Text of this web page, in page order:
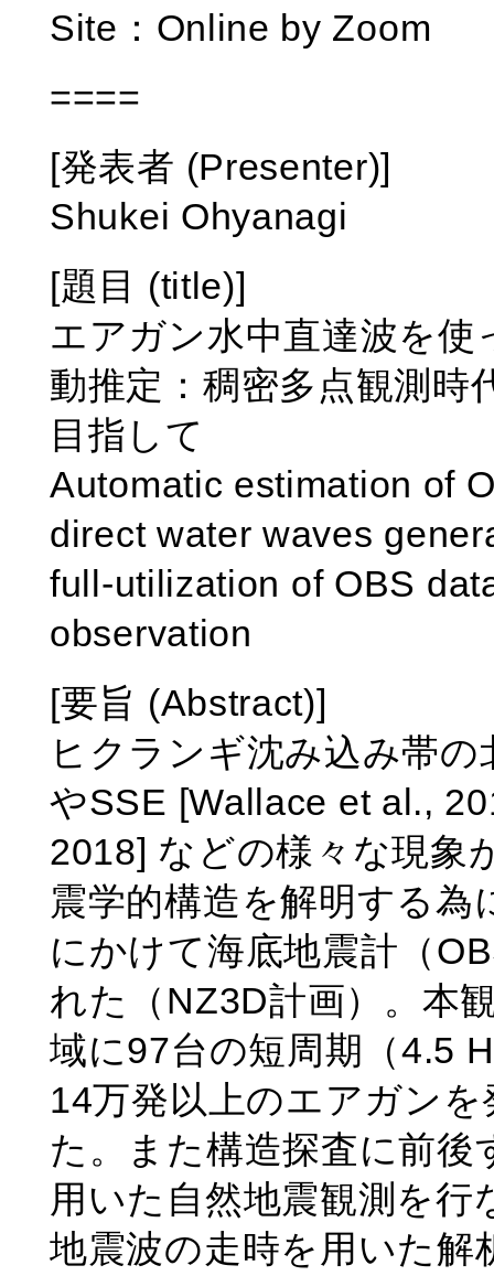
Site：Online by Zoom
====
[発表者 (Presenter)]
Shukei Ohyanagi
[題目 (title)]
エアガン水中直達波を
動推定：稠密多点観測時
目指して
Automatic estimation of
direct water waves
full-utilization of OBS
observation
[要旨 (Abstract)]
ヒクランギ沈み込み帯
やSSE [Wallace et al.,
2018] などの様々な現象
震学的構造を解明する
にかけて海底地震計（
れた（NZ3D計画）。本
域に97台の短周期（4.5
14万発以上のエアガン
た。また構造探査に前
用いた自然地震観測を行
地震波の走時を用いた解